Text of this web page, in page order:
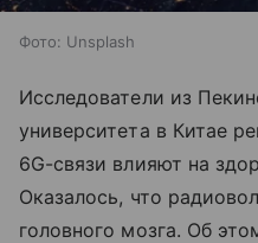
Фото: Unsplash
Исследователи из
университета в Китае
6G-связи влияют на
Оказалось, что
головного мозга. Об